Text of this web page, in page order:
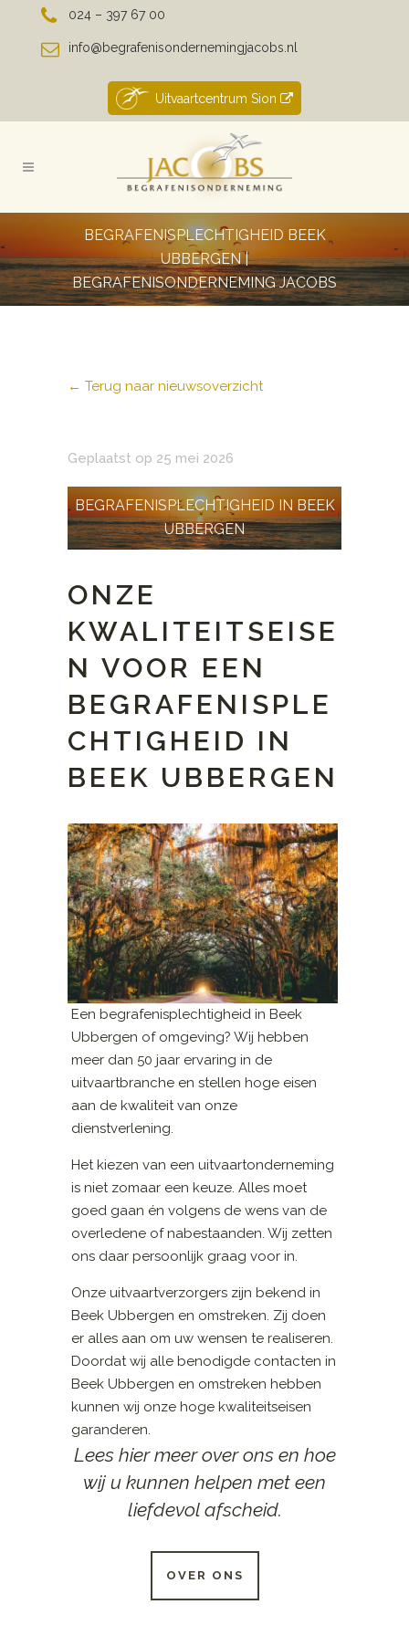
024 – 397 67 00
info@begrafenisondernemingjacobs.nl
Uitvaartcentrum Sion
BEGRAFENISPLECHTIGHEID BEEK
UBBERGEN |
BEGRAFENISONDERNEMING JACOBS
← Terug naar nieuwsoverzicht
Geplaatst op 25 mei 2026
BEGRAFENISPLECHTIGHEID IN BEEK
UBBERGEN
ONZE
KWALITEITSEISE
N VOOR EEN
BEGRAFENISPLE
CHTIGHEID IN
BEEK UBBERGEN
Een begrafenisplechtigheid in Beek
Ubbergen of omgeving? Wij hebben
meer dan 50 jaar ervaring in de
uitvaartbranche en stellen hoge eisen
aan de kwaliteit van onze
dienstverlening.
Het kiezen van een uitvaartonderneming
is niet zomaar een keuze. Alles moet
goed gaan én volgens de wens van de
overledene of nabestaanden. Wij zetten
ons daar persoonlijk graag voor in.
Onze uitvaartverzorgers zijn bekend in
Beek Ubbergen en omstreken. Zij doen
er alles aan om uw wensen te realiseren.
Doordat wij alle benodigde contacten in
Beek Ubbergen en omstreken hebben
kunnen wij onze hoge kwaliteitseisen
garanderen.
Lees hier meer over ons en hoe
wij u kunnen helpen met een
liefdevol afscheid.
OVER ONS